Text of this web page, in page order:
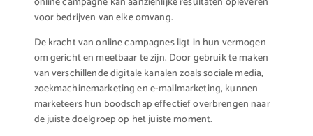
voor bedrijven van elke omvang.
De kracht van online campagnes ligt in hun vermogen
om gericht en meetbaar te zijn. Door gebruik te maken
van verschillende digitale kanalen zoals sociale media,
zoekmachinemarketing en e-mailmarketing, kunnen
marketeers hun boodschap effectief overbrengen naar
de juiste doelgroep op het juiste moment.